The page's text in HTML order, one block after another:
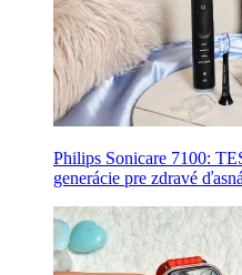
Philips Sonicare 7100:
generácie pre zdravé ďasná